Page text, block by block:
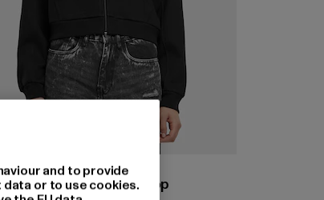
KANI
Signature Essential Crop
and to provide
or to use cookies.